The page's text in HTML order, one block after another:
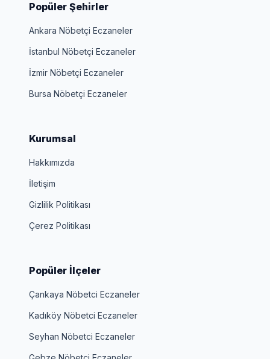
Popüler Şehirler
Ankara Nöbetçi Eczaneler
İstanbul Nöbetçi Eczaneler
İzmir Nöbetçi Eczaneler
Bursa Nöbetçi Eczaneler
Kurumsal
Hakkımızda
İletişim
Gizlilik Politikası
Çerez Politikası
Popüler İlçeler
Çankaya Nöbetci Eczaneler
Kadıköy Nöbetci Eczaneler
Seyhan Nöbetci Eczaneler